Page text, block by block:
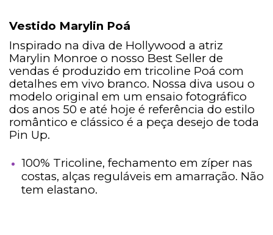
Vestido Marylin Poá
Inspirado na diva de Hollywood a atriz
Marylin Monroe o nosso Best Seller de
vendas é produzido em tricoline Poá com
detalhes em vivo branco. Nossa diva usou o
modelo original em um ensaio fotográfico
dos anos 50 e até hoje é referência do estilo
romântico e clássico é a peça desejo de toda
Pin Up.
100% Tricoline, fechamento em zíper nas
costas, alças reguláveis em amarração. Não
tem elastano.